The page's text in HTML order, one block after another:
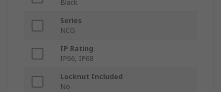
Black
Series
NCG
IP Rating
IP66, IP68
Locknut Included
No